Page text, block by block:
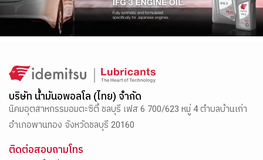
บริษัท น้ำมันอพอลโล (ไทย) จำกัด
นิคมอุตสาหกรรมอมตะซิตี้ ชลบุรี เฟส 6 700/623 หมู่ 4 ตำบลบ้านเก่า
อำเภอพานทอง จังหวัดชลบุรี 20160
ติดต่อสอบถามโทร